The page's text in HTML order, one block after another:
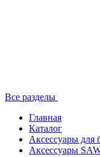
Все разделы
Главная
Каталог
Аксессуары для
Аксессуары